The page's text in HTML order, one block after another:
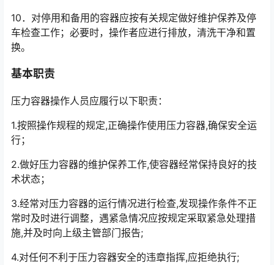
10．对停用和备用的容器应按有关规定做好维护保养及停
车检查工作；必要时，操作者应进行排放，清洗干净和置
换。
基本职责
压力容器操作人员应履行以下职责：
1.按照操作规程的规定,正确操作使用压力容器,确保安全运
行；
2.做好压力容器的维护保养工作,使容器经常保持良好的技
术状态；
3.经常对压力容器的运行情况进行检查,发现操作条件不正
常时及时进行调整，遇紧急情况应按规定采取紧急处理措
施,并及时向上级主管部门报告;
4.对任何不利于压力容器安全的违章指挥,应拒绝执行;